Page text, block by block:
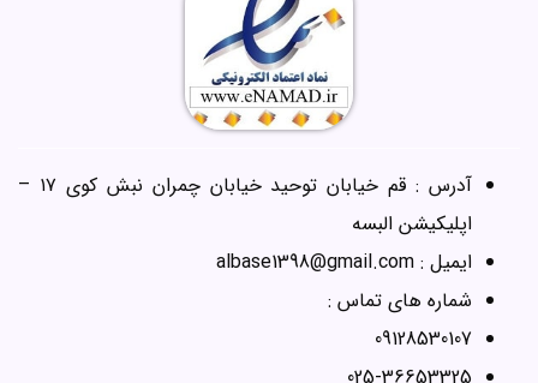
آدرس : قم خیابان توحید خیابان چمران نبش کوی ۱۷ –
اپلیکیشن البسه
ایمیل : albase1398@gmail.com
شماره های تماس :
09128530107